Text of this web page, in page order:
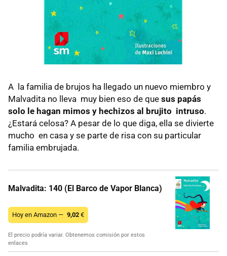
A la familia de brujos ha llegado un nuevo miembro y
Malvadita no lleva muy bien eso de que sus papás
solo le hagan mimos y hechizos al brujito intruso.
¿Estará celosa? A pesar de lo que diga, ella se divierte
mucho en casa y se parte de risa con su particular
familia embrujada.
Malvadita: 140 (El Barco de Vapor Blanca)
Hoy en Amazon — 9,02 €
El precio podría variar. Obtenemos comisión por estos
enlaces